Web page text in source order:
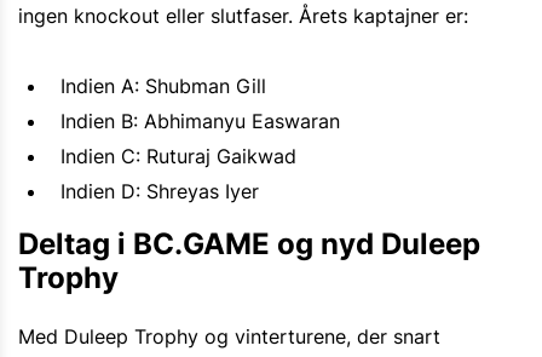
ingen knockout eller slutfaser. Årets kaptajner er:
Indien A: Shubman Gill
Indien B: Abhimanyu Easwaran
Indien C: Ruturaj Gaikwad
Indien D: Shreyas Iyer
Deltag i BC.GAME og nyd Duleep
Trophy
Med Duleep Trophy og vinterturene, der snart